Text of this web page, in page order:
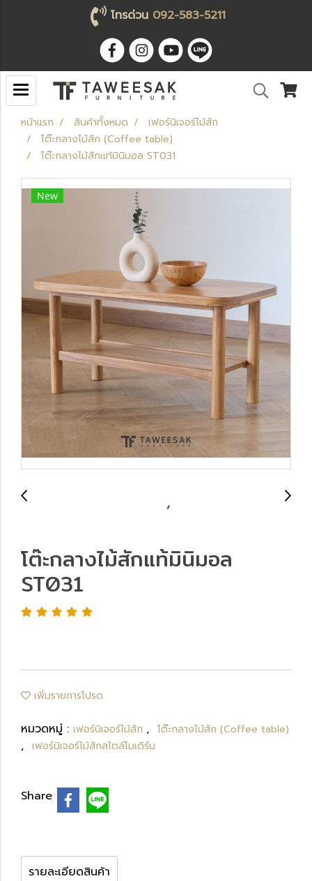
โทรด่วน 092-583-5211
หน้าแรก สินค้าทั้งหมด
เฟอร์นิเจอร์ไม้สัก
โต๊ะกลางไม้สัก (Coffee table)
โต๊ะกลางไม้สักแท้มินิมอล ST031
New
โต๊ะกลางไม้สักแท้มินิมอล
ST031
เพิ่มรายการโปรด
หมวดหมู่ : เฟอร์นิเจอร์ไม้สัก , โต๊ะกลางไม้สัก (Coffee table)
, เฟอร์นิเจอร์ไม้สักสไตล์โมเดิร์น
Share
รายละเอียดสินค้า